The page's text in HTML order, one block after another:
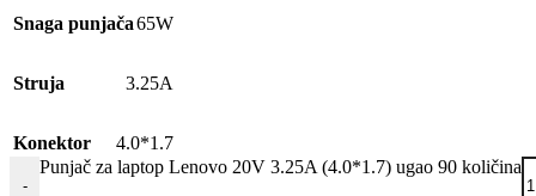
Snaga punjača65W
Struja 3.25A
Konektor 4.0*1.7
-
Punjač za laptop Lenovo 20V 3.25A (4.0*1.7) ugao 90 količina